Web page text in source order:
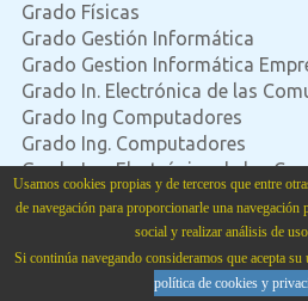
Usamos cookies propias y de terceros que entre
de navegación para proporcionarle una navegación
social y realizar análisis de
Si continúa navegando consideramos que acepta su
política de cookies y
Grado Físicas
Grado Gestión Informática
Grado Gestion Informática
Grado In. Electrónica de las
Grado Ing Computadores
Grado Ing. Computadores
Grado Ing. Electrónica de las
Grado Ing. Informática
Grado Ingeniería Computadores
Grado Ingeniería de Software
Grado Ingeniería Elctrónica